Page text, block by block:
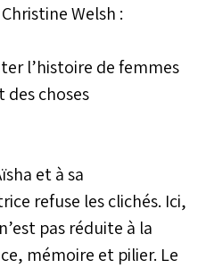
Welsh :
l’histoire de femmes
des choses
et à sa
refuse les clichés. Ici,
pas réduite à la
mémoire et pilier. Le